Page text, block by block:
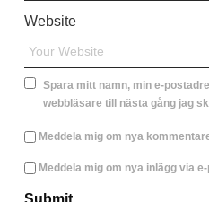
Website
Spara mitt namn, min e-
webbläsare till nästa gång jag
Meddela mig om nya
Meddela mig om nya inlägg via